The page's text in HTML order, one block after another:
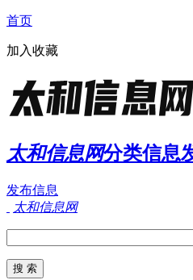
首页
加入收藏
太和信息网分类信息
发布信息
太和信息网